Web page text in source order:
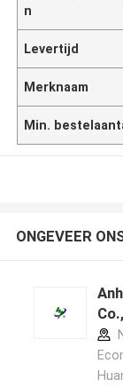
n
Levertijd
Merknaam
Min.
ONGEVEER